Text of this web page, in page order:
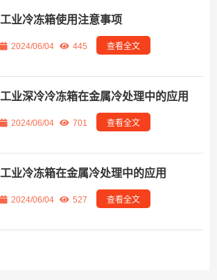
工业冷冻箱使用注意事项
2024/06/04 445 查看全文
工业深冷冷冻箱在金属冷处理中的应用
2024/06/04 701 查看全文
工业冷冻箱在金属冷处理中的应用
2024/06/04 527 查看全文